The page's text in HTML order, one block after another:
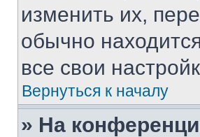
изменить их,
обычно
все свои
Вернуться к началу
» На